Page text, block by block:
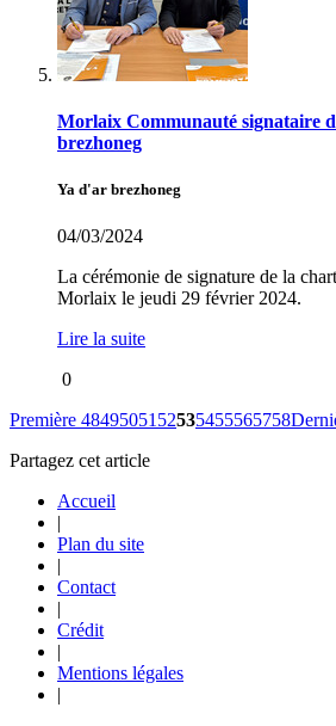
Morlaix Communauté signataire
brezhoneg
Ya d'ar brezhoneg
04/03/2024
La cérémonie de signature de la
Morlaix le jeudi 29 février 2024.
Lire la suite
0
Première 4849505152535455565758
Partagez cet article
Accueil
|
Plan du site
|
Contact
|
Crédit
|
Mentions légales
|